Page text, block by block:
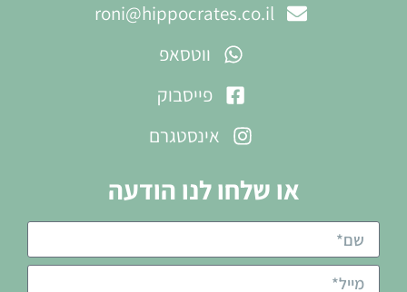
roni@hippocrates.co.il
ווטסאפ
פייסבוק
אינסטגרם
או שלחו לנו הודעה